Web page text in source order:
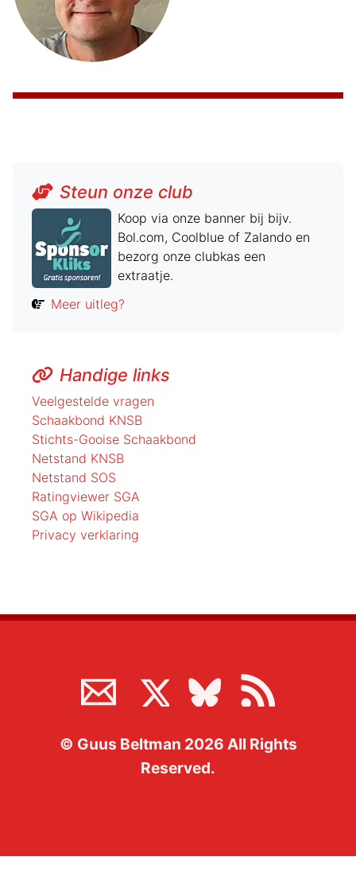
Steun onze club
Koop via onze banner bij bijv.
Bol.com, Coolblue of Zalando en
bezorg onze clubkas een
extraatje.
Meer uitleg?
Handige links
Veelgestelde vragen
Schaakbond KNSB
Stichts-Gooise Schaakbond
Netstand KNSB
Netstand SOS
Ratingviewer SGA
SGA op Wikipedia
Privacy verklaring
© Guus Beltman 2026 All Rights
Reserved.